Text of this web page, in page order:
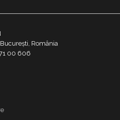
România
71 00 606